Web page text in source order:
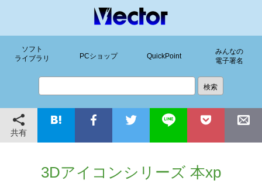
ソフト
ライブラリ
PCショップ QuickPoint
みんなの
電子署名
共有
3Dアイコンシリーズ 本xp